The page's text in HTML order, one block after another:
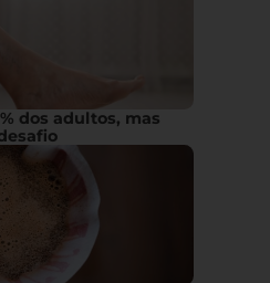
dos adultos, mas